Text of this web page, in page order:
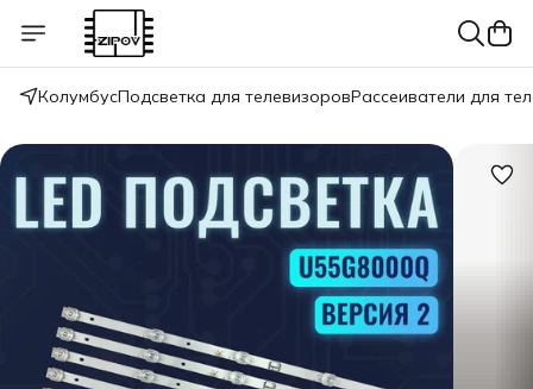
КолумбусПодсветка для телевизоровРассеиватели для